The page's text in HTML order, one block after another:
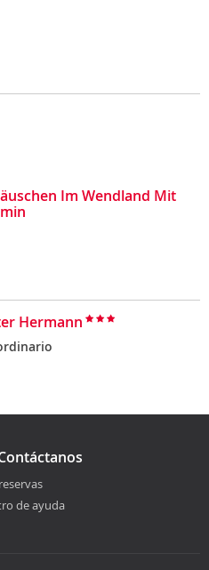
Im Wendland Mit
Hermann
de ayuda